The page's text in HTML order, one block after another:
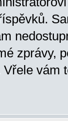
zprávy,
vám